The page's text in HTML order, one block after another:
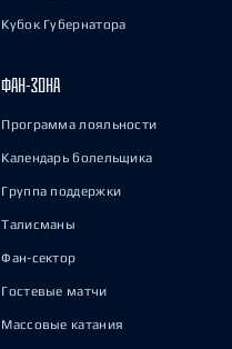
Кубок Губернатора
ФАН-ЗОНА
Программа лояльности
Календарь болельщика
Группа поддержки
Талисманы
Фан-сектор
Гостевые матчи
Массовые катания